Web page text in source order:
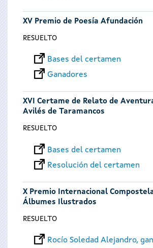
XV Premio de Poesía Afundación
RESUELTO
Bases del certamen
Ganadores
XVI Certame de Relato de
Avilés de Taramancos
RESUELTO
Bases del certamen
Resolución del certamen
X Premio Internacional
Álbumes Ilustrados
RESUELTO
Rocío Soledad Alejandro,